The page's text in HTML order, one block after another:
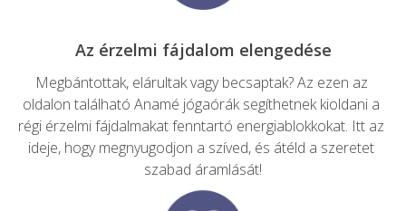
Megbántottak, elárultak vagy becsaptak? Az ezen az
oldalon található Anamé jógaórák segíthetnek kioldani a
régi érzelmi fájdalmakat fenntartó energiablokkokat. Itt az
ideje, hogy megnyugodjon a szíved, és átéld a szeretet
szabad áramlását!